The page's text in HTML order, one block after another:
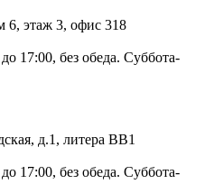
6, этаж 3, офис 318
17:00, без обеда. Суббота-
д.1, литера ВВ1
17:00, без обеда. Суббота-